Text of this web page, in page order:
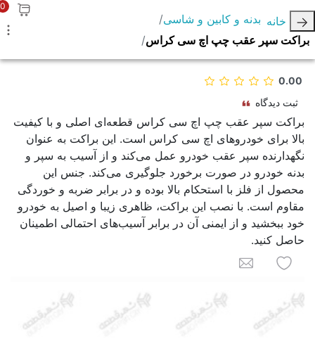
خانه
بدنه و کابین و شاسی
براکت سپر عقب چپ اچ سی کراس
0
0.00
ثبت دیدگاه
براکت سپر عقب چپ اچ سی کراس قطعه‌ای اصلی و با کیفیت
بالا برای خودروهای اچ سی کراس است. این براکت به عنوان
نگهدارنده سپر عقب خودرو عمل می‌کند و از آسیب به سپر و
بدنه خودرو در صورت برخورد جلوگیری می‌کند. جنس این
محصول از فلز با استحکام بالا بوده و در برابر ضربه و خوردگی
مقاوم است. با نصب این براکت، ظاهری زیبا و اصیل به خودرو
خود ببخشید و از ایمنی آن در برابر آسیب‌های احتمالی اطمینان
حاصل کنید.
به لیست علاقه مندی ها اضافه کنید
برای یک دوست ایمیل کنید